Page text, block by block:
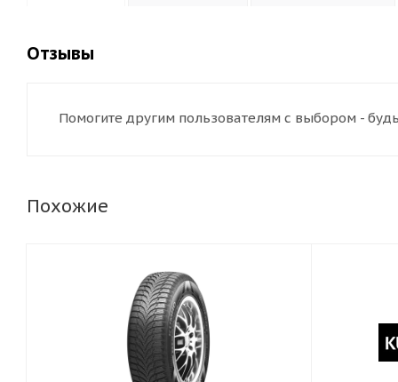
Отзывы
Помогите другим пользователям с выбором -
Похожие